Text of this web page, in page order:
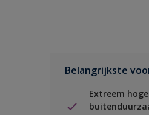
Belangrijkste
Extreem hoge